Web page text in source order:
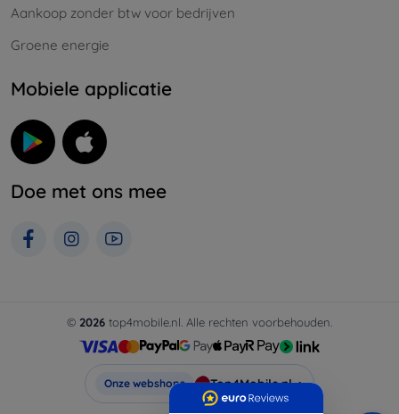
Aankoop zonder btw voor bedrijven
Groene energie
Mobiele applicatie
Doe met ons mee
© 2026 top4mobile.nl. Alle rechten voorbehouden.
Onze webshops Top4Mobile.nl